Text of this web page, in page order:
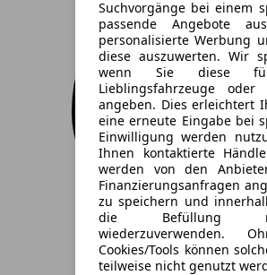
Suchvorgänge bei einem
passende Angebote
personalisierte Werbung
diese auszuwerten. Wir
wenn Sie diese für
Lieblingsfahrzeuge
angeben. Dies erleichtert
eine erneute Eingabe bei
Einwilligung werden
Ihnen kontaktierte
werden von den
Finanzierungsanfragen
zu speichern und
die Befüllung
wiederzuverwenden.
Cookies/Tools können
teilweise nicht genutzt